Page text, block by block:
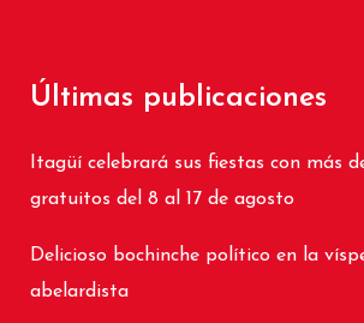
Últimas publicaciones
Itagüí celebrará sus fiestas con más
gratuitos del 8 al 17 de agosto
Delicioso bochinche político en la
abelardista